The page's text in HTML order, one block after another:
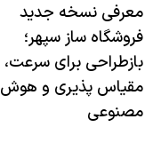
معرفی نسخه جدید
فروشگاه ساز سپهر؛
بازطراحی برای سرعت،
مقیاس پذیری و هوش
مصنوعی